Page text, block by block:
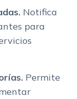
Notifica
para
Permite